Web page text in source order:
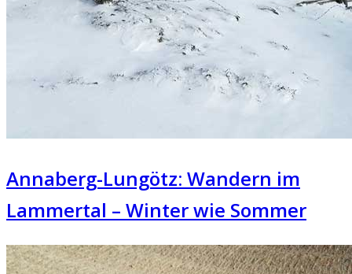
Annaberg-Lungötz: Wandern im
Lammertal – Winter wie Sommer